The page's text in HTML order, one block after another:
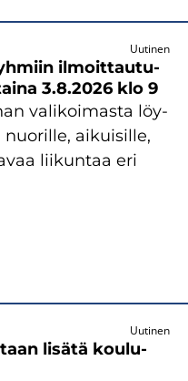
Uutinen
il­moit­tau­tu­
3.8.2026 klo 9
va­li­koi­mas­ta löy­
ai­kui­sil­le,
lii­kun­taa eri
Uutinen
li­sä­tä kou­lu­